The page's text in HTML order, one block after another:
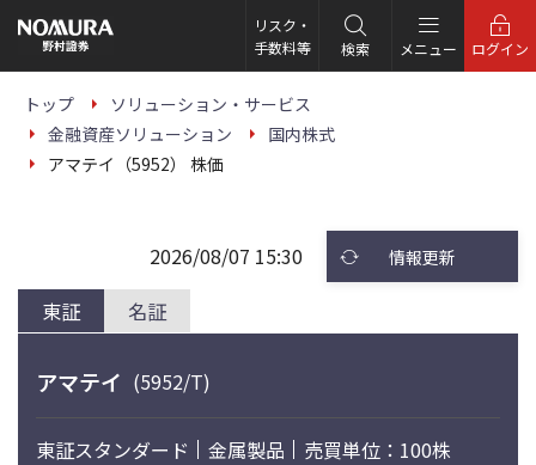
の
ー
リスク・
手数料等
検索 メニュー ログイン
トップ
ソリューション・サービス
金融資産ソリューション
国内株式
アマテイ（5952） 株価
東証 名証
2026/08/07 15:30 情報更新
アマテイ (5952/T)
東証スタンダード 金属製品 売買単位：100株